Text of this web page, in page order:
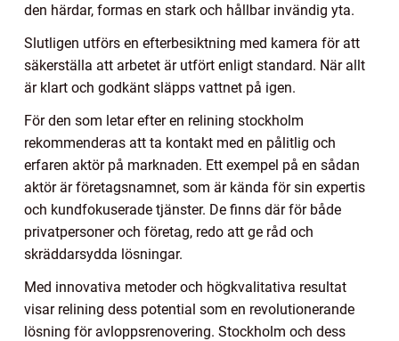
den härdar, formas en stark och hållbar invändig yta.
Slutligen utförs en efterbesiktning med kamera för att
säkerställa att arbetet är utfört enligt standard. När allt
är klart och godkänt släpps vattnet på igen.
För den som letar efter en relining stockholm
rekommenderas att ta kontakt med en pålitlig och
erfaren aktör på marknaden. Ett exempel på en sådan
aktör är företagsnamnet, som är kända för sin expertis
och kundfokuserade tjänster. De finns där för både
privatpersoner och företag, redo att ge råd och
skräddarsydda lösningar.
Med innovativa metoder och högkvalitativa resultat
visar relining dess potential som en revolutionerande
lösning för avloppsrenovering. Stockholm och dess